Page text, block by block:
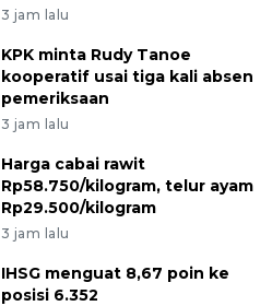
3 jam lalu
KPK minta Rudy Tanoe
kooperatif usai tiga kali absen
pemeriksaan
3 jam lalu
Harga cabai rawit
Rp58.750/kilogram, telur ayam
Rp29.500/kilogram
3 jam lalu
IHSG menguat 8,67 poin ke
posisi 6.352